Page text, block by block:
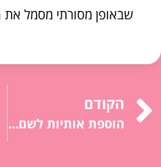
שבאופן מסורתי מסמל את
הקודם
הוספת אותיות לשם פרטי לפי הנומרולוגיה